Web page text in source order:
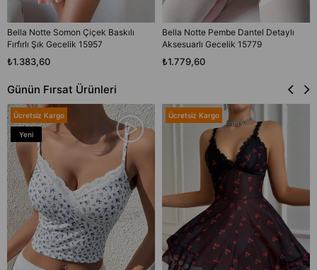
Bella Notte Somon Çiçek Baskılı
Fırfırlı Şık Gecelik 15957
₺1.383,60
Bella Notte Pembe Dantel Detaylı
Aksesuarlı Gecelik 15779
₺1.779,60
Günün Fırsat Ürünleri
Ücretsiz Kargo
Yeni
Ücretsiz Kargo